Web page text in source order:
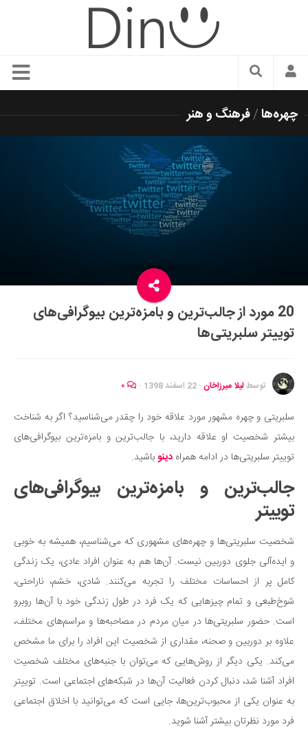
سبک زندگی
زیبایی و آرایش
شیک پوشی
دکوراسیون و چیدمان
سفر و گردشگری
ایران گردی
جهان گردی
موفقیت و مهارت‌های فردی
تغذیه سالم
بهداشت
بیماری و درمان
کودک و مادر
ورزش و تندرستی
روانشناسی
مراکز پزشکی و دارویی
فرهنگ و هنر
سینما و تئاتر
تلویزیون
موسیقی
چهره‌ها
عکاسی و هنرهای تجسمی
کتاب و کتاب‌خوانی
چهره‌ها/فرهنگ و هنر
20 مورد از جالب‌ترین و بامزه‌ترین بیوگرافی‌های
توییتر سلبریتی‌ها
توسطلیلا میرزاخان · 22 اسفند 1398 ·
سلبریتی و چهره مشهور مورد علاقه خود را چقدر می‌شناسید؟ اگر به شناخت
بیشتر شخصیت او علاقه دارید، با جالب‌ترین و بامزه‌ترین بیوگرافی‌های
توییتر سلبریتی‌ها در ادامه همراه دینوباشید.
جالب‌ترین و بامزه‌ترین بیوگرافی‌های
توییتر
شخصیت سلبریتی‌ها و چهره‌های مشهوری که می‌شناسیم، همیشه به خوبی
و ایده‌آلی جلوی دوربین نیست. آن‌ها هم به عنوان افراد عادی، یک زندگی
کامل پر از احساسات مختلف را تجربه می‌کنند. شادی، خشم، ناراحتی،
شوخ‌طبعی و تمام چیزهایی که یک فرد در طول زندگی خود با آن‌ها روبرو
است. حضور سلبریتی‌ها در میان مردم در مصاحبه‌ها و مراسم‌های مختلف،
علاوه بر دوربین و صحنه، مقداری از شخصیت این افراد را برای ما مشخص
می‌کند. یکی دیگر از روش‌هایی که می‌توان با جنبه‌های مختلف شخصیت
افراد آشنا شد، دنبال کردن فعالیت آن‌ها در شبکه‌های اجتماعی است. توییتر
به عنوان یکی از محبوب‌ترین‌ها، جایی است که می‌توانید با اخلاق اجتماعی
فرد مورد نظرتان بیشتر آشنا شوید.